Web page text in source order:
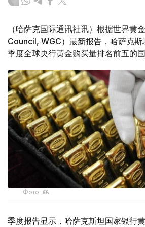
（哈萨克国际通讯社讯）根据世界黄
Council, WGC）最新报告，哈萨克
季度全球央行黄金购买量排名前五的国
Фото: ӨзА
季度报告显示，哈萨克斯坦国家银行黄